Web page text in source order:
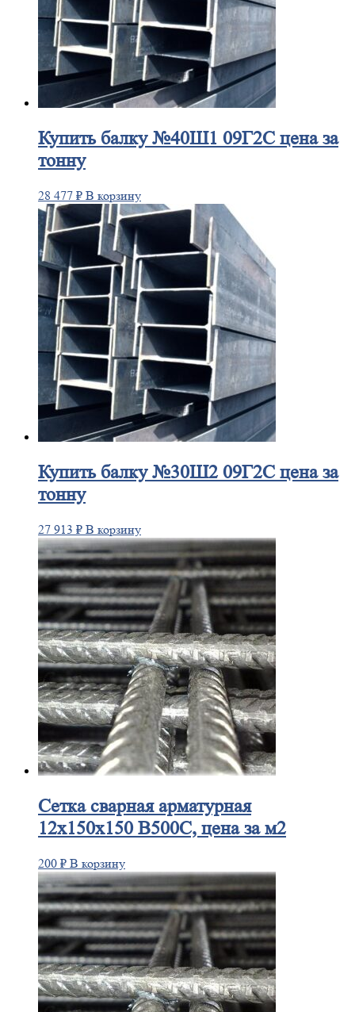
Купитьбалку №40Ш1 09Г2С цена за
тонну
28 477 ₽ В корзину
Купитьбалку №30Ш2 09Г2С цена за
тонну
27 913 ₽ В корзину
Сеткасварная арматурная
12х150х150 В500С, цена за м2
200 ₽ В корзину